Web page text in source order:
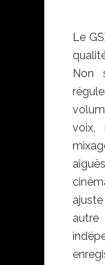
Le
Non
voix,